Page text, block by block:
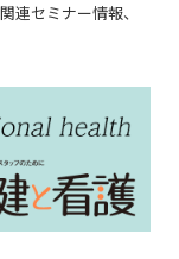
連セミナー情報、